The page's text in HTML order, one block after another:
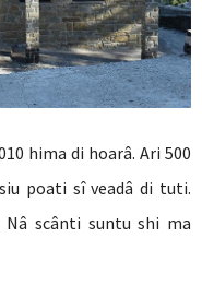
hima di hoarâ. Ari 500
poati sî veadâ di tuti.
Nâ scânti suntu shi ma